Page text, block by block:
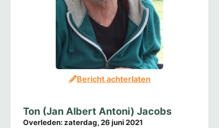
Bericht achterlaten
Ton (Jan Albert Antoni) Jacobs
Overleden:zaterdag, 26 juni 2021